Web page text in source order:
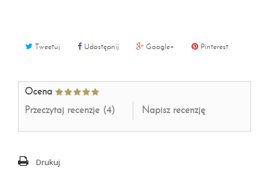
Tweetuj Udostępnij Google+ Pinterest
Ocena
Przeczytaj recenzje (4) Napisz recenzję
Drukuj